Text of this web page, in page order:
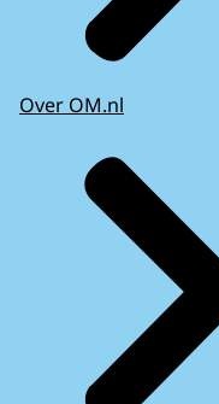
Over OM.nl